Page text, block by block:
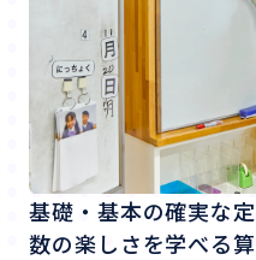
基礎・基本の確実な
数の楽しさを学べる